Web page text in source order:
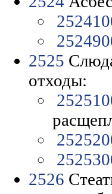
2525
отходы:
2526